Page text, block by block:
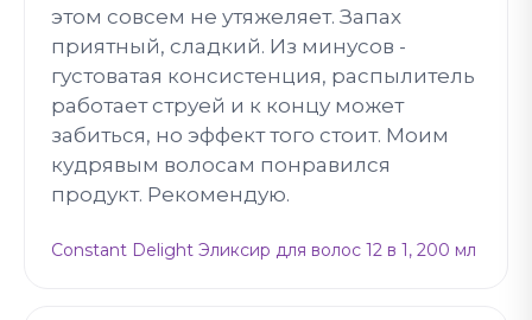
этом совсем не утяжеляет. Запах
приятный, сладкий. Из минусов -
густоватая консистенция, распылитель
работает струей и к концу может
забиться, но эффект того стоит. Моим
кудрявым волосам понравился
продукт. Рекомендую.
Constant Delight Эликсир для волос 12 в 1, 200 мл